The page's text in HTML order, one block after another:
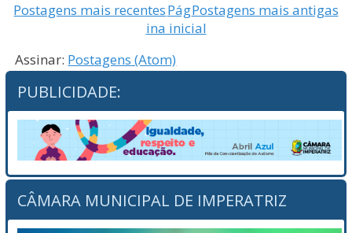
Postagens mais recentes Postagens mais antigas
Pág
ina inicial
Assinar: Postagens (Atom)
PUBLICIDADE:
CÂMARA MUNICIPAL DE IMPERATRIZ